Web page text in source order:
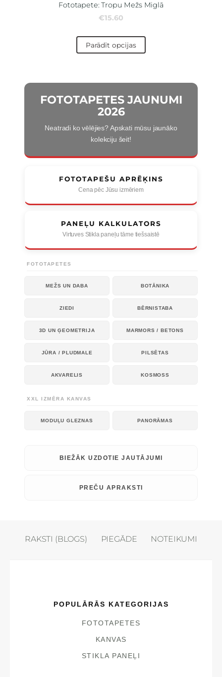
FOTOTAPETES JAUNUMI
2026
Neatradi ko vēlējies? Apskati mūsu jaunāko
kolekciju šeit!
FOTOTAPEŠU APRĒĶINS
Cena pēc Jūsu izmēriem
PANEĻU KALKULATORS
Virtuves Stikla paneļu tāme tiešsaistē
FOTOTAPETES
MEŽS UN DABA BOTĀNIKA
ZIEDI BĒRNISTABA
3D UN ĢEOMETRIJA MARMORS / BETONS
JŪRA / PLUDMALE PILSĒTAS
AKVARELIS KOSMOSS
XXL IZMĒRA KANVAS
MODUĻU GLEZNAS PANORĀMAS
BIEŽĀK UZDOTIE JAUTĀJUMI
PREČU APRAKSTI
Fototapete: Tropu Mežs Miglā
€15.60
Parādīt opcijas
RAKSTI (BLOGS) PIEGĀDE NOTEIKUMI
POPULĀRĀS KATEGORIJAS
FOTOTAPETES
KANVAS
STIKLA PANEĻI